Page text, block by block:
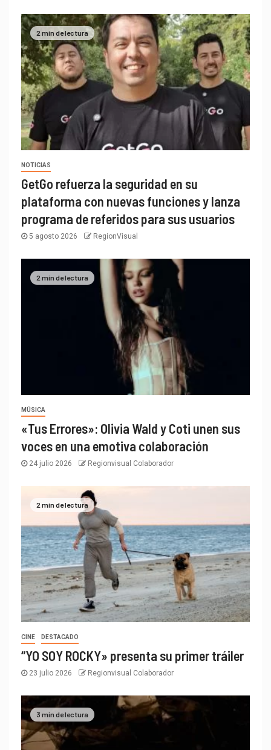
2 min de lectura
NOTICIAS
GetGo refuerza la seguridad en su
plataforma con nuevas funciones y lanza
programa de referidos para sus usuarios
5 agosto 2026 RegionVisual
2 min de lectura
MÚSICA
«Tus Errores»: Olivia Wald y Coti unen sus
voces en una emotiva colaboración
24 julio 2026 Regionvisual Colaborador
2 min de lectura
CINE DESTACADO
“YO SOY ROCKY» presenta su primer tráiler
23 julio 2026 Regionvisual Colaborador
3 min de lectura